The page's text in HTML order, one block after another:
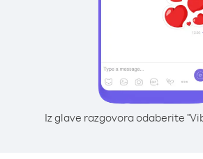
Iz glave razgovora odaberite